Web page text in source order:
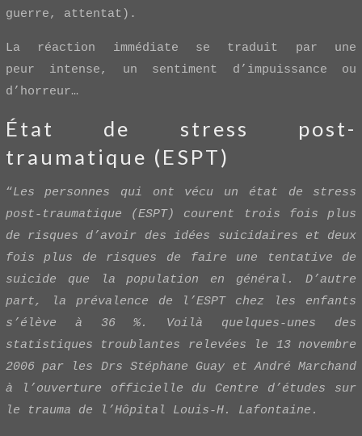
guerre, attentat).
La réaction immédiate se traduit par une
peur intense, un sentiment d’impuissance ou
d’horreur…
État de stress post-
traumatique (ESPT)
“Les personnes qui ont vécu un état de stress
post-traumatique (ESPT) courent trois fois plus
de risques d’avoir des idées suicidaires et deux
fois plus de risques de faire une tentative de
suicide que la population en général. D’autre
part, la prévalence de l’ESPT chez les enfants
s’élève à 36 %. Voilà quelques-unes des
statistiques troublantes relevées le 13 novembre
2006 par les Drs Stéphane Guay et André Marchand
à l’ouverture officielle du Centre d’études sur
le trauma de l’Hôpital Louis-H. Lafontaine.